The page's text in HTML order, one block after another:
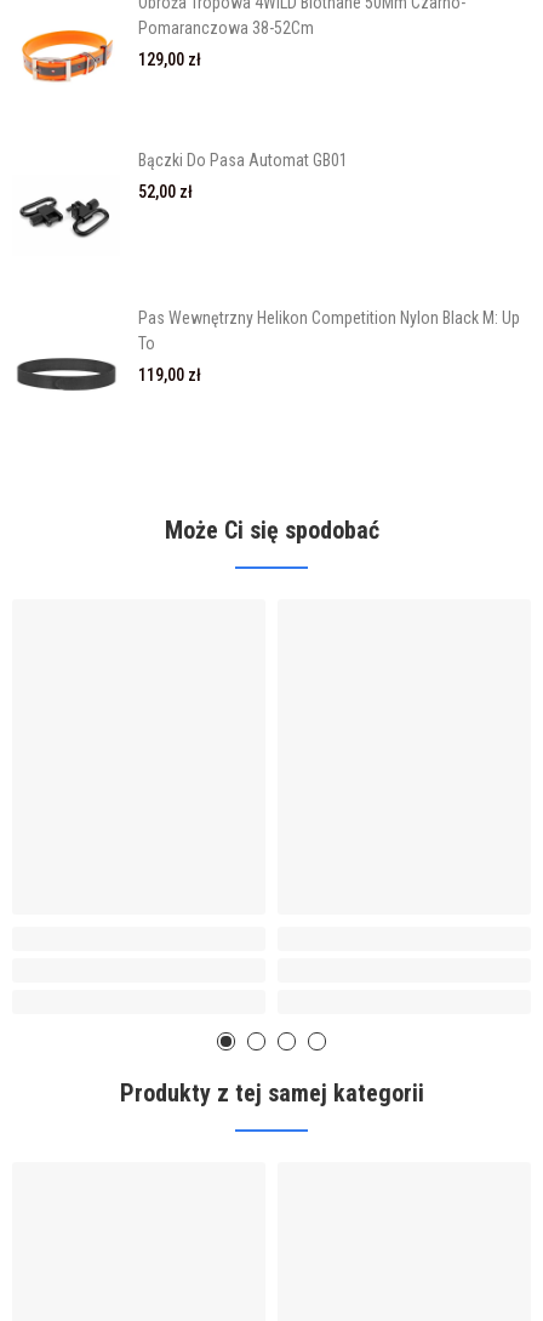
Pomaranczowa 38-52Cm
129,00 zł
Bączki Do Pasa Automat GB01
52,00 zł
Pas Wewnętrzny Helikon Competition Nylon Black M: Up
To
119,00 zł
Może Ci się spodobać
Produkty z tej samej kategorii